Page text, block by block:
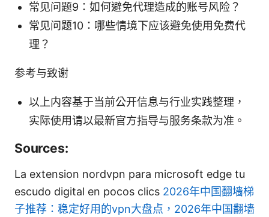
常见问题9：如何避免代理造成的账号风险？
常见问题10：哪些情境下应该避免使用免费代
理？
参考与致谢
以上内容基于当前公开信息与行业实践整理，
实际使用请以最新官方指导与服务条款为准。
Sources:
La extension nordvpn para microsoft edge tu
escudo digital en pocos clics 2026年中国翻墙梯
子推荐：稳定好用的vpn大盘点，2026年中国翻墙